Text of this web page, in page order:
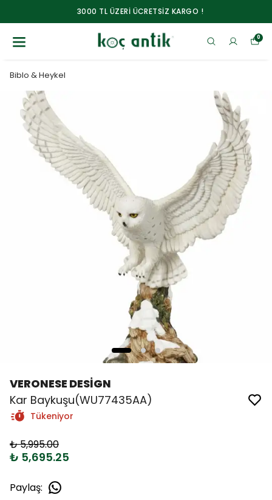
3000 TL ÜZERİ ÜCRETSİZ KARGO !
0
Biblo & Heykel
VERONESE DESİGN
Kar Baykuşu(WU77435AA)
Tükeniyor
₺ 5,995.00
₺ 5,695.25
Paylaş: